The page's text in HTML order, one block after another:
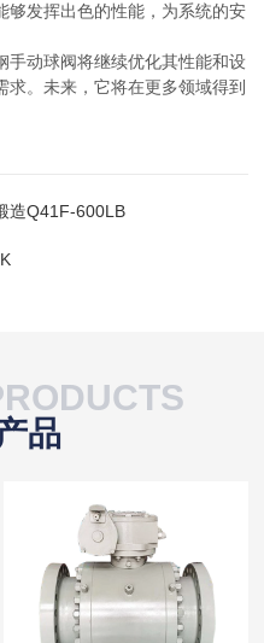
够发挥出色的性能，为系统的安
动球阀将继续优化其性能和设
。未来，它将在更多领域得到
造Q41F-600LB
品